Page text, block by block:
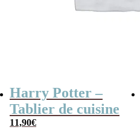
Harry Potter –
Tablier de cuisine
11,90€